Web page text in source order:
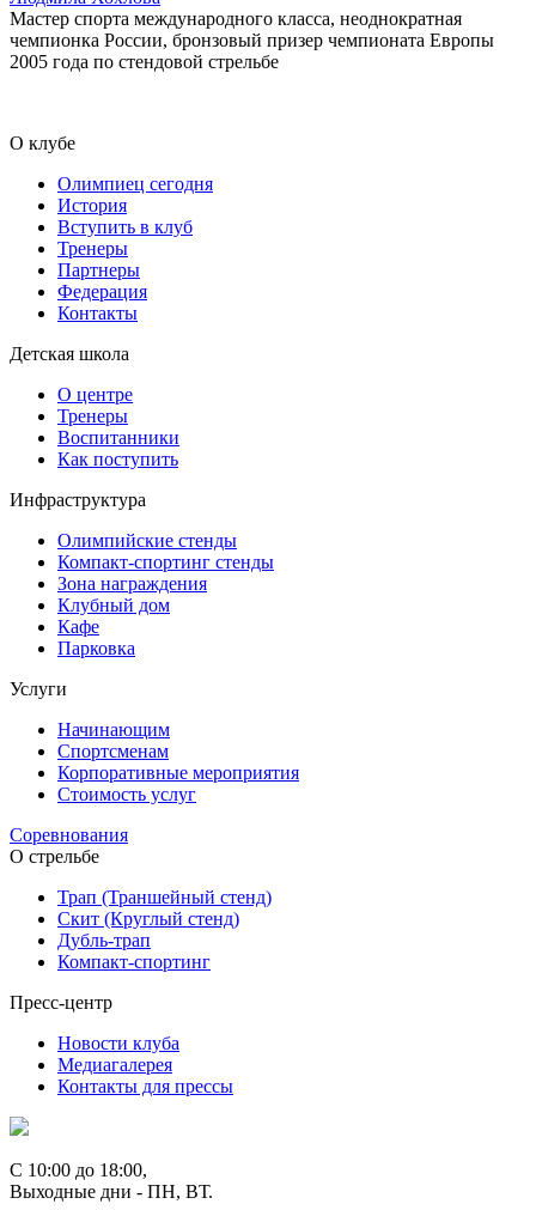
Мастер спорта международного класса, неоднократная
чемпионка России, бронзовый призер чемпионата Европы
2005 года по стендовой стрельбе
О клубе
Олимпиец сегодня
История
Вступить в клуб
Тренеры
Партнеры
Федерация
Контакты
Детская школа
О центре
Тренеры
Воспитанники
Как поступить
Инфраструктура
Олимпийские стенды
Компакт-спортинг стенды
Зона награждения
Клубный дом
Кафе
Парковка
Услуги
Начинающим
Спортсменам
Корпоративные мероприятия
Стоимость услуг
Соревнования
О стрельбе
Трап (Траншейный стенд)
Скит (Круглый стенд)
Дубль-трап
Компакт-спортинг
Пресс-центр
Новости клуба
Медиагалерея
Контакты для прессы
С 10:00 до 18:00,
Выходные дни - ПН, ВТ.